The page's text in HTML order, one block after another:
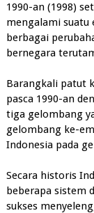
1990-an (1998)
mengalami suatu
berbagai
bernegara
Barangkali patut
pasca 1990-an
tiga gelombang
gelombang ke-
Indonesia pada
Secara historis
beberapa sistem
sukses